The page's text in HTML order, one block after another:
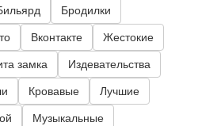
Бродилки
Вконтакте Жестокие
замка Издевательства
Кровавые Лучшие
Музыкальные